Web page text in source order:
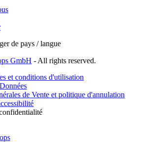
de pays / langue
GmbH - All rights reserved.
et conditions d'utilisation
de Vente et politique d'annulation